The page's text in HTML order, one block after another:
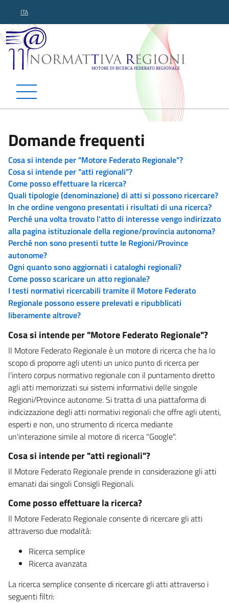
ITA
Normattiva Regioni -
Domande frequenti
Cosa si intende per "Motore Federato Regionale"?
Cosa si intende per "atti regionali"?
Come posso effettuare la ricerca?
Quali tipologie (denominazione) di atti si possono ricercare?
In che ordine vengono presentati i risultati di una ricerca?
Perché una volta trovato l'atto di interesse vengo indirizzato
alla pagina istituzionale della regione/provincia autonoma?
Perché non sono presenti tutte le Regioni/Province
autonome?
Ogni quanto sono aggiornati i cataloghi regionali?
Come posso scaricare un atto regionale?
I testi normativi ricercabili tramite il Motore Federato
Regionale possono essere prelevati e ripubblicati
liberamente altrove?
Cosa si intende per "Motore Federato Regionale"?
Il Motore Federato Regionale è un motore di ricerca che ha lo
scopo di proporre agli utenti un unico punto di ricerca per
l'intero corpus normativo regionale con il puntamento diretto
agli atti memorizzati sui sistemi informativi delle singole
Regioni/Province autonome. Si tratta di una piattaforma di
indicizzazione degli atti normativi regionali che offre agli utenti,
esperti e non, uno strumento di ricerca mediante
un'interazione simile al motore di ricerca "Google".
Cosa si intende per "atti regionali"?
Il Motore Federato Regionale prende in considerazione gli atti
emanati dai singoli Consigli Regionali.
Come posso effettuare la ricerca?
Il Motore Federato Regionale consente di ricercare gli atti
attraverso due modalità:
Ricerca semplice
Ricerca avanzata
La ricerca semplice consente di ricercare gli atti attraverso i
seguenti filtri: